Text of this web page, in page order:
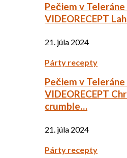
Pečiem v Teleráne
VIDEORECEPT
21. júla 2024
Párty recepty
Pečiem v Teleráne
VIDEORECEPT
crumble…
21. júla 2024
Párty recepty